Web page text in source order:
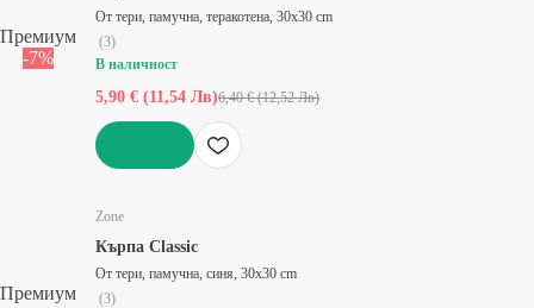
Премиум
-7%
От тери, памучна, теракотена, 30x30 cm
(3)
В наличност
5,90 € (11,54 Лв)6,40 € (12,52 Лв)
Премиум
Zone
Кърпа Classic
От тери, памучна, синя, 30x30 cm
(3)